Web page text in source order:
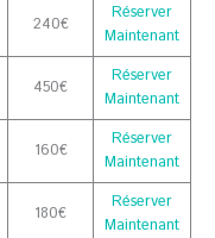
240€
Réserver
Maintenant
450€
Réserver
Maintenant
160€
Réserver
Maintenant
180€
Réserver
Maintenant